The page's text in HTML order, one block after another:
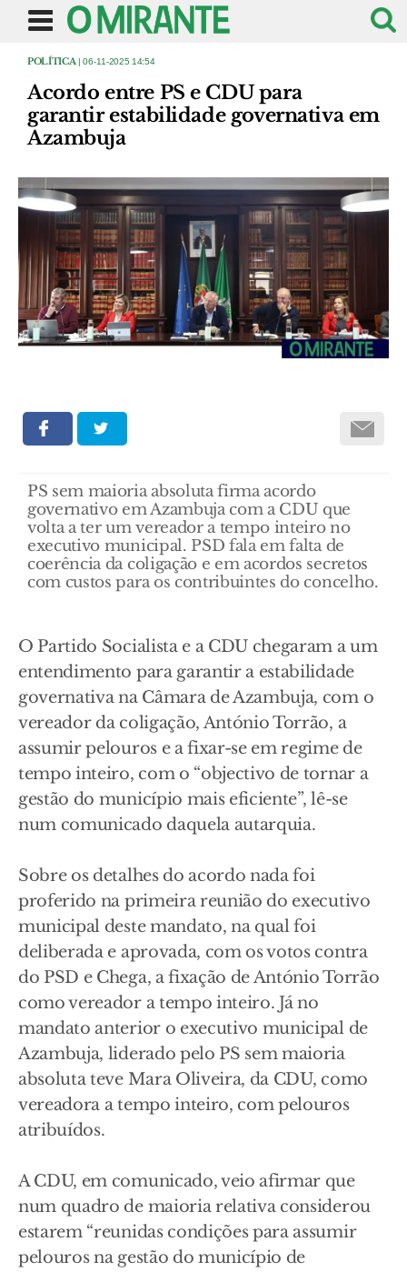
POLÍTICA | 06-11-2025 14:54
Acordo entre PS e CDU para
garantir estabilidade governativa em
Azambuja
PS sem maioria absoluta firma acordo
governativo em Azambuja com a CDU que
volta a ter um vereador a tempo inteiro no
executivo municipal. PSD fala em falta de
coerência da coligação e em acordos secretos
com custos para os contribuintes do concelho.
O Partido Socialista e a CDU chegaram a um
entendimento para garantir a estabilidade
governativa na Câmara de Azambuja, com o
vereador da coligação, António Torrão, a
assumir pelouros e a fixar-se em regime de
tempo inteiro, com o “objectivo de tornar a
gestão do município mais eficiente”, lê-se
num comunicado daquela autarquia.
Sobre os detalhes do acordo nada foi
proferido na primeira reunião do executivo
municipal deste mandato, na qual foi
deliberada e aprovada, com os votos contra
do PSD e Chega, a fixação de António Torrão
como vereador a tempo inteiro. Já no
mandato anterior o executivo municipal de
Azambuja, liderado pelo PS sem maioria
absoluta teve Mara Oliveira, da CDU, como
vereadora a tempo inteiro, com pelouros
atribuídos.
A CDU, em comunicado, veio afirmar que
num quadro de maioria relativa considerou
estarem “reunidas condições para assumir
pelouros na gestão do município de